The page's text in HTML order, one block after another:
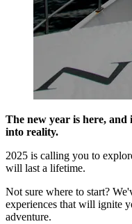
The new year is here,
into reality.
2025 is calling you to
will last a lifetime.
Not sure where to start?
experiences that will ignite
adventure.